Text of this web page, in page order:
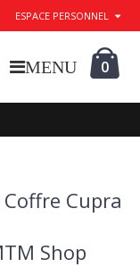
ESPACE PERSONNEL
0
Cupra
Shop